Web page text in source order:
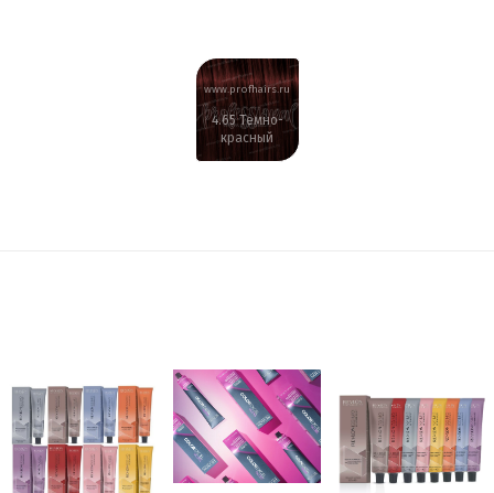
www.profhairs.ru
4.65 Темно-
красный